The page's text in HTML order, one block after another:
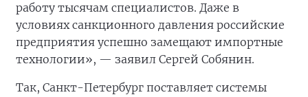
работу тысячам специалистов. Даже в
условиях санкционного давления российские
предприятия успешно замещают импортные
технологии», — заявил Сергей Собянин.
Так, Санкт-Петербург поставляет системы